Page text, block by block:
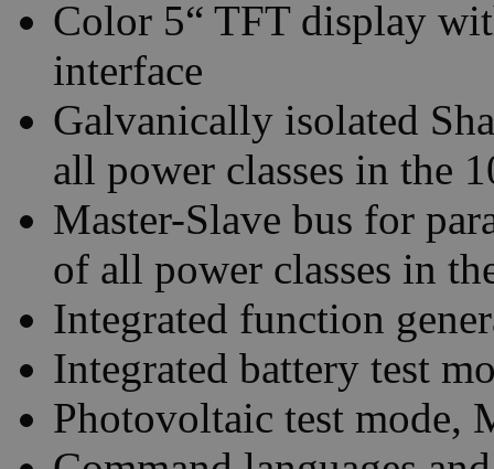
Color 5“ TFT display
interface
Galvanically isolated
all power classes in the
Master-Slave bus for
of all power classes in
Integrated function
Integrated battery test
Photovoltaic test mode,